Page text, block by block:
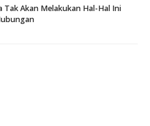
Tak Akan Melakukan Hal-Hal Ini